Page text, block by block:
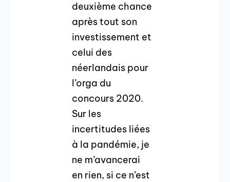
deuxième chance
après tout son
investissement et
celui des
néerlandais pour
l’orga du
concours 2020.
Sur les
incertitudes liées
à la pandémie, je
ne m’avancerai
en rien, si ce n’est